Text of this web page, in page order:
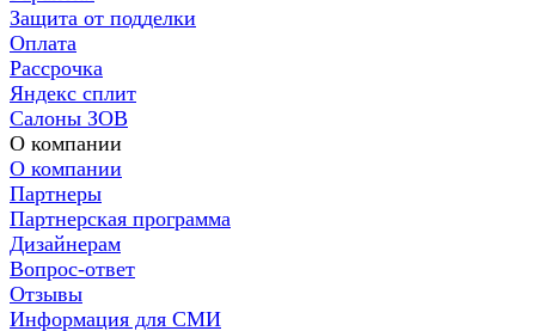
Защита от подделки
Оплата
Рассрочка
Яндекс сплит
Салоны ЗОВ
О компании
О компании
Партнеры
Партнерская программа
Дизайнерам
Вопрос-ответ
Отзывы
Информация для СМИ